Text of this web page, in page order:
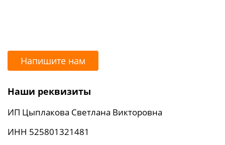
Напишите нам
Наши реквизиты
ИП Цыплакова Светлана Викторовна
ИНН 525801321481